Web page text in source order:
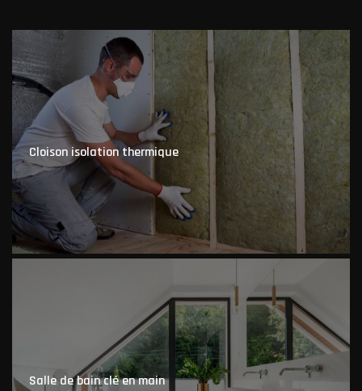
Cloison isolation thermique
Salle de bain clé en main